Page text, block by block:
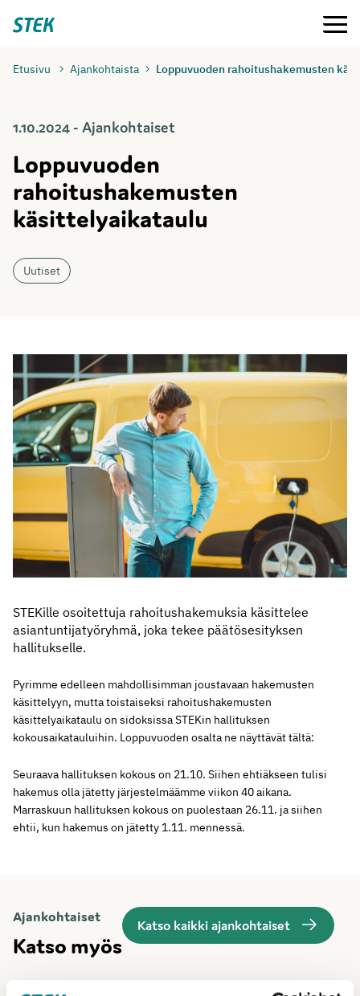
suoraan
Stek Valikko
Etusivu Ajankohtaista Loppuvuoden rahoitushakemusten
1.10.2024 - Ajankohtaiset
Loppuvuoden
rahoitushakemusten
käsittelyaikataulu
Uutiset
STEKille osoitettuja rahoitushakemuksia käsittelee
asiantuntijatyöryhmä, joka tekee päätösesityksen
hallitukselle.
Pyrimme edelleen mahdollisimman joustavaan hakemusten
käsittelyyn, mutta toistaiseksi rahoitushakemusten
käsittelyaikataulu on sidoksissa STEKin hallituksen
kokousaikatauluihin. Loppuvuoden osalta ne näyttävät tältä:
Seuraava hallituksen kokous on 21.10. Siihen ehtiäkseen tulisi
hakemus olla jätetty järjestelmäämme viikon 40 aikana.
Marraskuun hallituksen kokous on puolestaan 26.11. ja siihen
ehtii, kun hakemus on jätetty 1.11. mennessä.
Ajankohtaiset
Katso myös
Katso kaikki ajankohtaiset